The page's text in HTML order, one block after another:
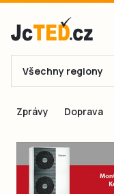
E-mail
Všechny regiony
Zprávy Doprava